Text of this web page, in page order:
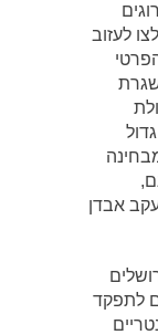
לעזוב
אבדן
לתפקד